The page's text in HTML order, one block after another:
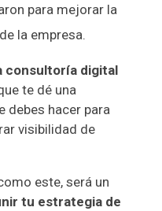
para mejorar la
la empresa.
consultoría digital
te dé una
debes hacer para
visibilidad de
este, será un
tu estrategia de